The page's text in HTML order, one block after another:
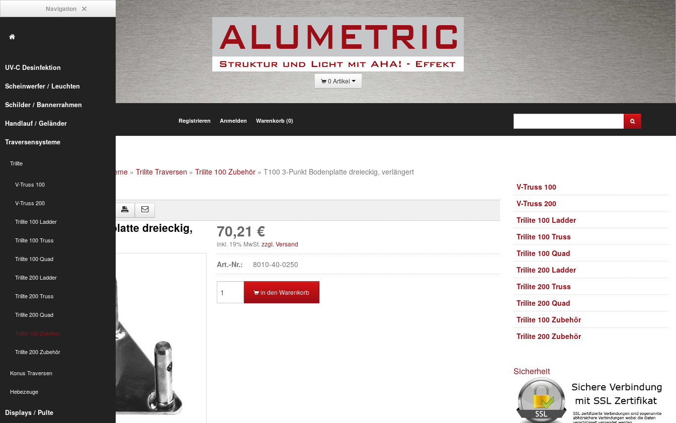
Navigation
UV-C Desinfektion
Scheinwerfer / Leuchten
Schilder / Bannerrahmen
Handlauf / Geländer
Traversensysteme
Trilite
V-Truss 100
V-Truss 200
Trilite 100 Ladder
Trilite 100 Truss
Trilite 100 Quad
Trilite 200 Ladder
Trilite 200 Truss
Trilite 200 Quad
Trilite 100 Zubehör
Trilite 200 Zubehör
Konus Traversen
Hebezeuge
Displays / Pulte
0 Artikel
Registrieren Anmelden Warenkorb (0)
Traversensysteme » Trilite Traversen » Trilite 100 Zubehör » T100 3-Punkt Bodenplatte dreieckig, verlängert
T100 3-Punkt Bodenplatte dreieckig,
verlängert
70,21 €
inkl. 19% MwSt.zzgl. Versand
Art.-Nr.: 8010-40-0250
in den Warenkorb
V-Truss 100
V-Truss 200
Trilite 100 Ladder
Trilite 100 Truss
Trilite 100 Quad
Trilite 200 Ladder
Trilite 200 Truss
Trilite 200 Quad
Trilite 100 Zubehör
Trilite 200 Zubehör
Sicherheit